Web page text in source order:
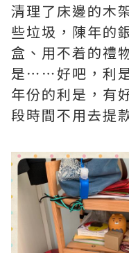
清理了床邊的木
些垃圾，陳年的
盒、用不着的禮
是⋯⋯好吧，利
年份的利是，有
段時間不用去提